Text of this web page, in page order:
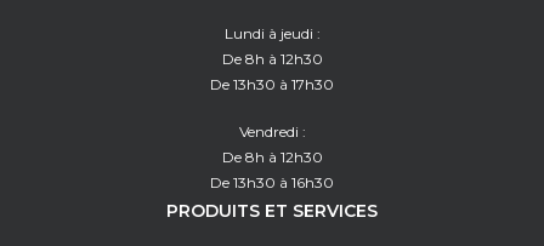
Lundi à jeudi :
De 8h à 12h30
De 13h30 à 17h30
Vendredi :
De 8h à 12h30
De 13h30 à 16h30
PRODUITS ET SERVICES